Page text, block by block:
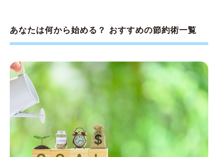
ランを見直す
12.通信費：格安SIMに乗り換える
用する
14.通信費：サブスクリプションサービスを見
直す
15.保険料：生命保険を見直す
変動費の節約術
16.食費：自炊する
あなたは何から始める？ おすすめの節約術一覧